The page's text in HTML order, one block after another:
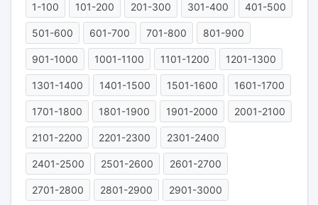
1-100 101-200 201-300 301-400 401-500
501-600 601-700 701-800 801-900
901-1000 1001-1100 1101-1200 1201-1300
1301-1400 1401-1500 1501-1600 1601-1700
1701-1800 1801-1900 1901-2000 2001-2100
2101-2200 2201-2300 2301-2400
2401-2500 2501-2600 2601-2700
2701-2800 2801-2900 2901-3000